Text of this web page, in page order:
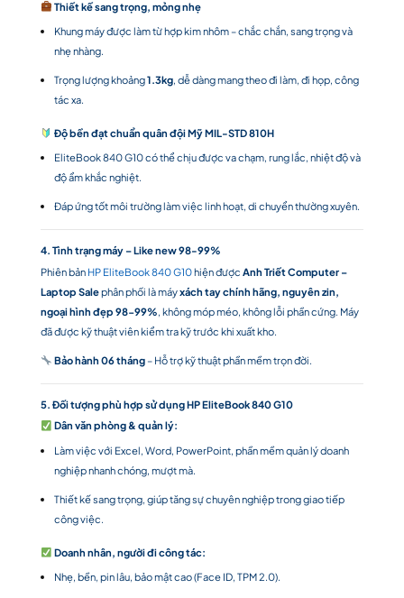
Thiết kế sang trọng, mỏng nhẹ
Khung máy được làm từ hợp kim nhôm – chắc chắn, sang trọng và
nhẹ nhàng.
Trọng lượng khoảng1.3kg, dễ dàng mang theo đi làm, đi họp, công
tác xa.
Độ bền đạt chuẩn quân đội Mỹ MIL-STD 810H
EliteBook 840 G10 có thể chịu được va chạm, rung lắc, nhiệt độ và
độ ẩm khắc nghiệt.
Đáp ứng tốt môi trường làm việc linh hoạt, di chuyển thường xuyên.
4. Tình trạng máy – Like new 98-99%
Phiên bản HP EliteBook 840 G10hiện được Anh Triết Computer –
Laptop Salephân phối là máyxách tay chính hãng, nguyên zin,
ngoại hình đẹp 98-99%, không móp méo, không lỗi phần cứng. Máy
đã được kỹ thuật viên kiểm tra kỹ trước khi xuất kho.
Bảo hành 06 tháng– Hỗ trợ kỹ thuật phần mềm trọn đời.
5. Đối tượng phù hợp sử dụng HP EliteBook 840 G10
Dân văn phòng & quản lý:
Làm việc với Excel, Word, PowerPoint, phần mềm quản lý doanh
nghiệp nhanh chóng, mượt mà.
Thiết kế sang trọng, giúp tăng sự chuyên nghiệp trong giao tiếp
công việc.
Doanh nhân, người đi công tác:
Nhẹ, bền, pin lâu, bảo mật cao (Face ID, TPM 2.0).